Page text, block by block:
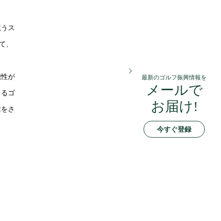
ス
、
が
ゴ
さ
最新のゴルフ振興情報を
メールで
お届け!
今すぐ登録